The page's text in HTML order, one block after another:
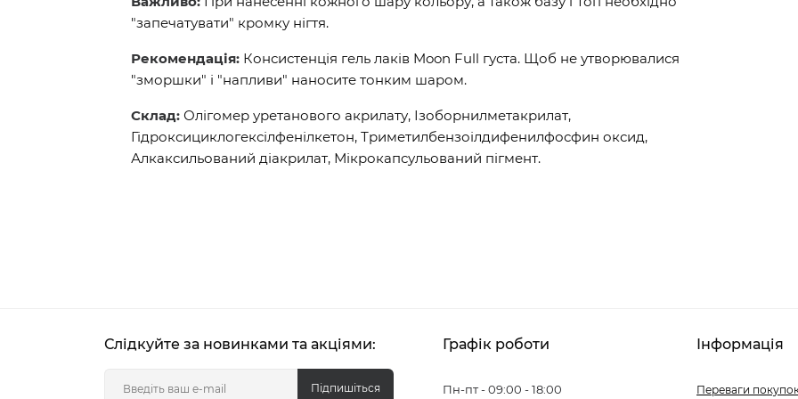
"запечатувати" кромку нігтя.
Рекомендація: Консистенція гель лаків Moon Full густа. Щоб не утворювалися
"зморшки" і "напливи" наносите тонким шаром.
Склад: Олігомер уретанового акрилату, Ізоборнилметакрилат,
Гідроксициклогексілфенілкетон, Триметилбензоілдифенилфосфин оксид,
Алкаксильований діакрилат, Мікрокапсульований пігмент.
Слідкуйте за новинками та акціями:
Підпишіться
Графік роботи
Пн-пт - 09:00 - 18:00
Інформація
Переваги